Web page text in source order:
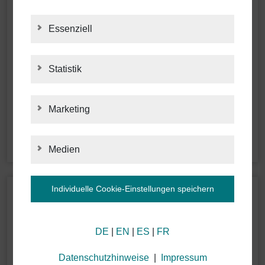
Essenziell
Statistik
STATISTIK
Marketing
MARKETING
Medien
MEDIEN
Individuelle Cookie-Einstellungen speichern
der Datenübermittlung in die USA bei dem Einsatz
Wir verwenden Cookies auf unserer Webseite. Einige
DE EN ES FR
Datenschutzhinweise| Impressum